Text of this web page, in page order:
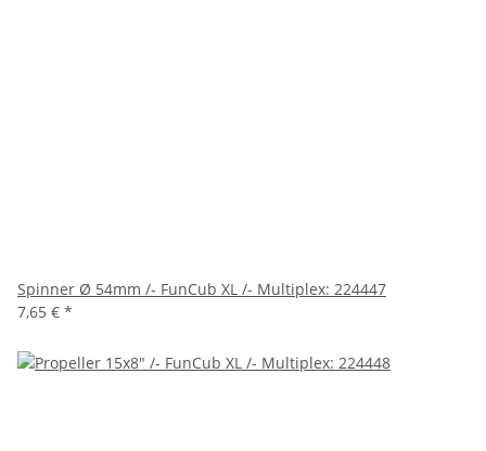
Spinner Ø 54mm /- FunCub XL /- Multiplex: 224447
7,65 € *